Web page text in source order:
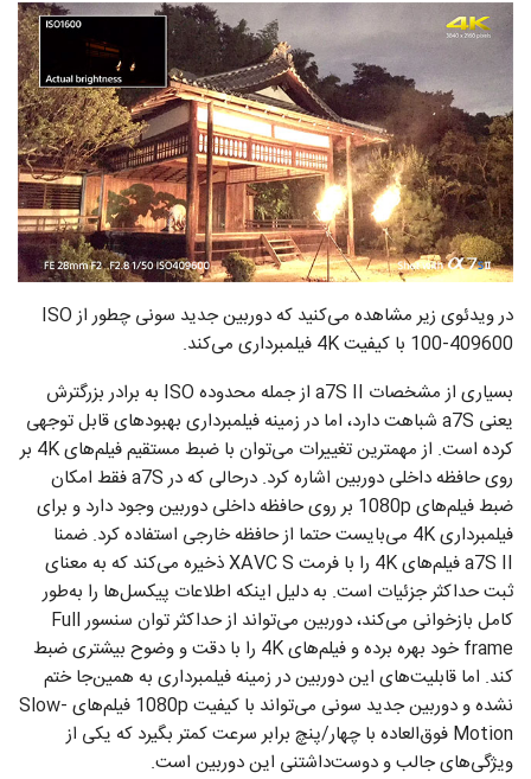
در ویدئوی زیر مشاهده می‌کنید که دوربین جدید سونی چطور از ISO
100-409600 با کیفیت 4K فیلمبرداری می‌کند.
بسیاری از مشخصات a7S II از جمله محدوده ISO به برادر بزرگترش
یعنی a7S شباهت دارد، اما در زمینه فیلمبرداری بهبودهای قابل توجهی
کرده است. از مهمترین تغییرات می‌توان با ضبط مستقیم فیلم‌های 4K بر
روی حافظه داخلی دوربین اشاره کرد. درحالی که در a7S فقط امکان
ضبط فیلم‌های 1080p بر روی حافظه داخلی دوربین وجود دارد و برای
فیلمبرداری 4K می‌بایست حتما از حافظه خارجی استفاده کرد. ضمنا
a7S II فیلم‌های 4K را با فرمت XAVC S ذخیره می‌کند که به معنای
ثبت حداکثر جزئیات است. به دلیل اینکه اطلاعات پیکسل‌ها را به‌طور
کامل بازخوانی می‌کند، دوربین می‌تواند از حداکثر توان سنسور Full
frame خود بهره برده و فیلم‌های 4K را با دقت و وضوح بیشتری ضبط
کند. اما قابلیت‌های این دوربین در زمینه فیلمبرداری به همین‌جا ختم
نشده و دوربین جدید سونی می‌تواند با کیفیت 1080p فیلم‌های Slow-
Motion فوق‌العاده با چهار/پنچ برابر سرعت کمتر بگیرد که یکی از
ویژگی‌های جالب و دوست‌داشتنی این دوربین است.